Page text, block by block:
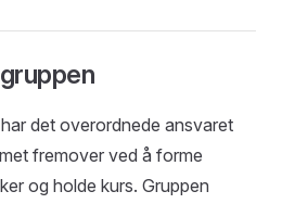
det overordnede ansvaret
fremover ved å forme
og holde kurs. Gruppen